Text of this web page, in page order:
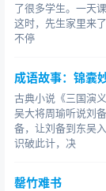
了很多学生。一天
这时，先生家里来
不停
成语故事：锦囊
古典小说《三国演
吴大将周瑜听说刘
备，让刘备到东吴
识破此计，决
罄竹难书